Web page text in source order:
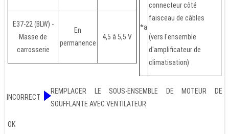
E37-22 (BLW) -
Masse de
carrosserie
En
permanence
4,5 à 5,5 V
*a
connecteur côté
faisceau de câbles
(vers l'ensemble
d'amplificateur de
climatisation)
INCORRECT
REMPLACER LE SOUS-ENSEMBLE DE MOTEUR DE
SOUFFLANTE AVEC VENTILATEUR
OK